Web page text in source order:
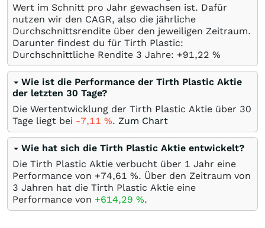
Wert im Schnitt pro Jahr gewachsen ist. Dafür
nutzen wir den CAGR, also die jährliche
Durchschnittsrendite über den jeweiligen Zeitraum.
Darunter findest du für Tirth Plastic:
Durchschnittliche Rendite 3 Jahre: +91,22 %
Wie ist die Performance der Tirth Plastic Aktie
der letzten 30 Tage?
Die Wertentwicklung der Tirth Plastic Aktie über 30
Tage liegt bei -7,11 %. Zum Chart
Wie hat sich die Tirth Plastic Aktie entwickelt?
Die Tirth Plastic Aktie verbucht über 1 Jahr eine
Performance von +74,61 %. Über den Zeitraum von
3 Jahren hat die Tirth Plastic Aktie eine
Performance von +614,29 %.